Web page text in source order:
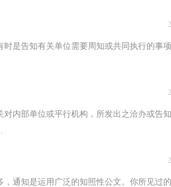
是告知有关单位需要周知或共同执行的事
内部单位或平行机构，所发出之洽办或告
通知是运用广泛的知照性公文。你所见过